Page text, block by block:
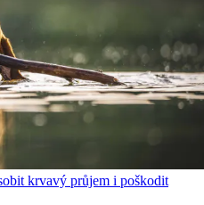
krvavý průjem i poškodit